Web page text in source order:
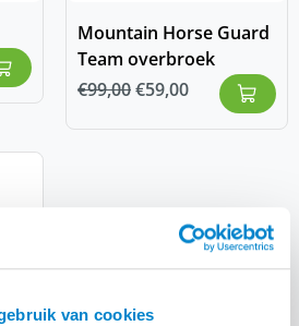
van cookies
Mountain Horse Guard
Team overbroek
€99,00€59,00